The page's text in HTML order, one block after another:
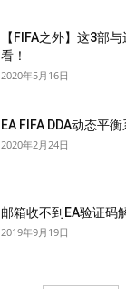
【FIFA之外】这3部
看！
2020年5月16日
EA FIFA DDA动态平
2020年2月24日
邮箱收不到EA验证码
2019年9月19日